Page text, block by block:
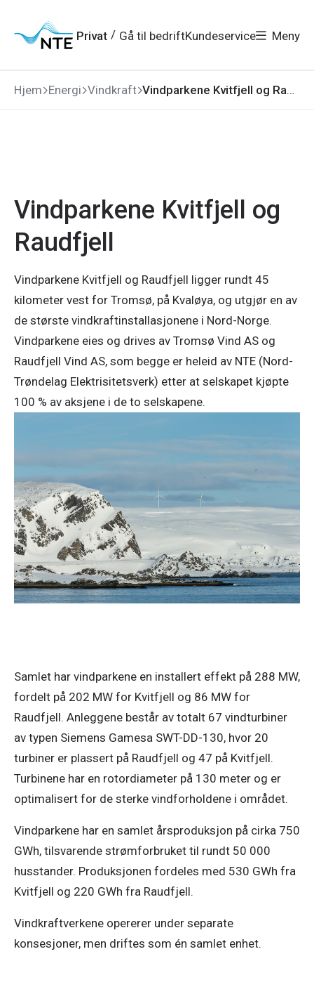
hovedmeny
søk
hovedinnhold
bunnområde
Privat / Gå til bedriftKundeservice Meny
Hjem Energi Vindkraft Vindparkene Kvitfjell og Raudfjell
Vindparkene Kvitfjell og
Raudfjell
Vindparkene Kvitfjell og Raudfjell ligger rundt 45
kilometer vest for Tromsø, på Kvaløya, og utgjør en av
de største vindkraftinstallasjonene i Nord-Norge.
Vindparkene eies og drives av Tromsø Vind AS og
Raudfjell Vind AS, som begge er heleid av NTE (Nord-
Trøndelag Elektrisitetsverk) etter at selskapet kjøpte
100 % av aksjene i de to selskapene.
Samlet har vindparkene en installert effekt på 288 MW,
fordelt på 202 MW for Kvitfjell og 86 MW for
Raudfjell. Anleggene består av totalt 67 vindturbiner
av typen Siemens Gamesa SWT-DD-130, hvor 20
turbiner er plassert på Raudfjell og 47 på Kvitfjell.
Turbinene har en rotordiameter på 130 meter og er
optimalisert for de sterke vindforholdene i området.
Vindparkene har en samlet årsproduksjon på cirka 750
GWh, tilsvarende strømforbruket til rundt 50 000
husstander. Produksjonen fordeles med 530 GWh fra
Kvitfjell og 220 GWh fra Raudfjell.
Vindkraftverkene opererer under separate
konsesjoner, men driftes som én samlet enhet.